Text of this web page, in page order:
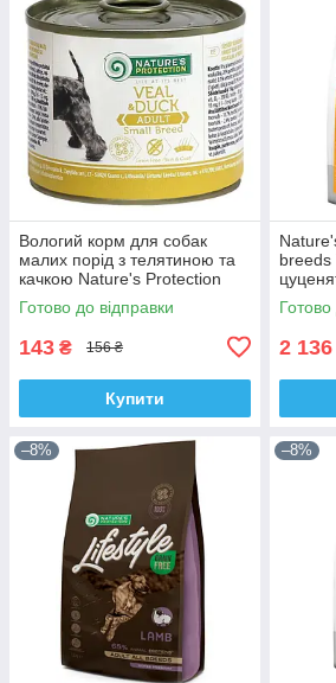
Вологий корм для собак
малих порід з телятиною та
качкою Nature's Protection
Adult small breed Veal & Duck
200 г
Готово до відправки
143 ₴ 156 ₴
Купити
breeds
Готово
2 136
–8% –8%